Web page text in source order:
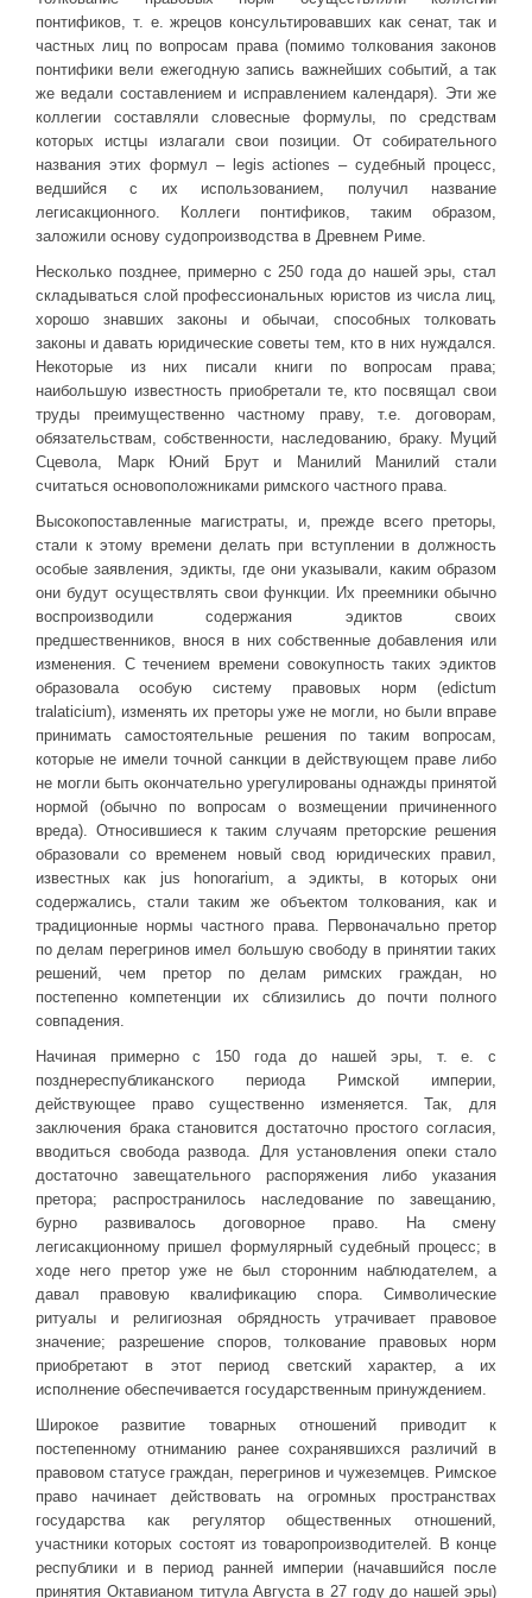
понтификов, т. е. жрецов консультировавших как сенат, так и
частных лиц по вопросам права (помимо толкования законов
понтифики вели ежегодную запись важнейших событий, а так
же ведали составлением и исправлением календаря). Эти же
коллегии составляли словесные формулы, по средствам
которых истцы излагали свои позиции. От собирательного
названия этих формул – legis actiones – судебный процесс,
ведшийся с их использованием, получил название
легисакционного. Коллеги понтификов, таким образом,
заложили основу судопроизводства в Древнем Риме.
Несколько позднее, примерно с 250 года до нашей эры, стал
складываться слой профессиональных юристов из числа лиц,
хорошо знавших законы и обычаи, способных толковать
законы и давать юридические советы тем, кто в них нуждался.
Некоторые из них писали книги по вопросам права;
наибольшую известность приобретали те, кто посвящал свои
труды преимущественно частному праву, т.е. договорам,
обязательствам, собственности, наследованию, браку. Муций
Сцевола, Марк Юний Брут и Манилий Манилий стали
считаться основоположниками римского частного права.
Высокопоставленные магистраты, и, прежде всего преторы,
стали к этому времени делать при вступлении в должность
особые заявления, эдикты, где они указывали, каким образом
они будут осуществлять свои функции. Их преемники обычно
воспроизводили содержания эдиктов своих
предшественников, внося в них собственные добавления или
изменения. С течением времени совокупность таких эдиктов
образовала особую систему правовых норм (edictum
tralaticium), изменять их преторы уже не могли, но были вправе
принимать самостоятельные решения по таким вопросам,
которые не имели точной санкции в действующем праве либо
не могли быть окончательно урегулированы однажды принятой
нормой (обычно по вопросам о возмещении причиненного
вреда). Относившиеся к таким случаям преторские решения
образовали со временем новый свод юридических правил,
известных как jus honorarium, а эдикты, в которых они
содержались, стали таким же объектом толкования, как и
традиционные нормы частного права. Первоначально претор
по делам перегринов имел большую свободу в принятии таких
решений, чем претор по делам римских граждан, но
постепенно компетенции их сблизились до почти полного
совпадения.
Начиная примерно с 150 года до нашей эры, т. е. с
позднереспубликанского периода Римской империи,
действующее право существенно изменяется. Так, для
заключения брака становится достаточно простого согласия,
вводиться свобода развода. Для установления опеки стало
достаточно завещательного распоряжения либо указания
претора; распространилось наследование по завещанию,
бурно развивалось договорное право. На смену
легисакционному пришел формулярный судебный процесс; в
ходе него претор уже не был сторонним наблюдателем, а
давал правовую квалификацию спора. Символические
ритуалы и религиозная обрядность утрачивает правовое
значение; разрешение споров, толкование правовых норм
приобретают в этот период светский характер, а их
исполнение обеспечивается государственным принуждением.
Широкое развитие товарных отношений приводит к
постепенному отниманию ранее сохранявшихся различий в
правовом статусе граждан, перегринов и чужеземцев. Римское
право начинает действовать на огромных пространствах
государства как регулятор общественных отношений,
участники которых состоят из товаропроизводителей. В конце
республики и в период ранней империи (начавшийся после
принятия Октавианом титула Августа в 27 году до нашей эры)